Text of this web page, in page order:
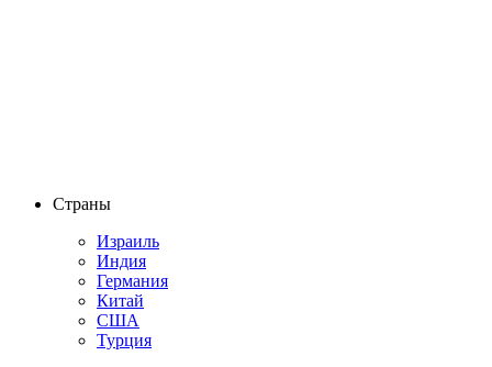
Страны
Израиль
Индия
Германия
Китай
США
Турция